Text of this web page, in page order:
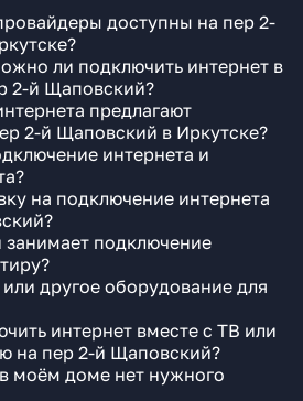
доступны на пер 2-
ли подключить интернет в
2-й Щаповский?
предлагают
2-й Щаповский в Иркутске?
интернета и
на подключение интернета
занимает подключение
другое оборудование для
интернет вместе с ТВ или
на пер 2-й Щаповский?
моём доме нет нужного